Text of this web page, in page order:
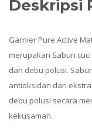
Deskripsi
Garnier Pure Active
merupakan Sabun
dan debu polusi.
antioksidan dari
debu polusi secara
kekusaman.